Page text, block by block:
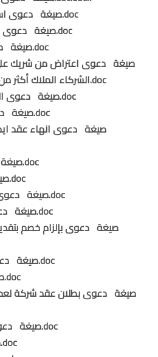
صيغة دعوى استرداد منقولات محجوزة.doc
صيغة دعوى إشهار إفلاس تاجر توفي.doc
صيغة دعوى إشهار إفلاس تاجر.doc
صيغة دعوى اعتراض من شريك
الشركاء الملاك أكثر من ثلاثة أرباع المال الشائع.doc
صيغة دعوى الإخلاء لعدم سداد الأجرة.doc
صيغة دعوى امتداد علاقه ايجار.doc
صيغة دعوى انهاء عقد
صيغة دعوى انهاء عقد ايجار.doc
صيغة دعوى انهاء للغلق.doc
صيغة دعوى بإبطال إجراءات التوزيع.doc
صيغة دعوى بإثبات صورية شركة.doc
صيغة دعوى بإلزام خصم
صيغة دعوى بطلان بيع ملك الغير.doc
صيغة دعوى بطلان صلح.doc
صيغة دعوى بطلان عقد شركة
صيغة دعوى بطلب وقف الاعمال.doc
صيغة دعوى بيع سفينة.doc